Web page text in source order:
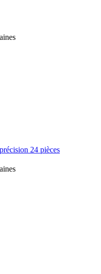
24 pièces